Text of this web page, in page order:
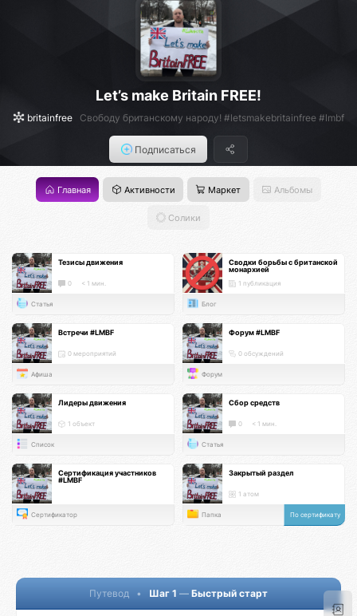
Let’s make Britain FREE!
britainfree Свободу британскому народу! #letsmakebritainfree #lmbf
Подписаться
Главная Активности Маркет Альбомы
Солики
Тезисы движения
0 < 1 мин.
Статья
Сводки борьбы с британской
монархией
1 публикация
Блог
Встречи #LMBF
0 мероприятий
Афиша
Форум #LMBF
0 обсуждений
Форум
Лидеры движения
1 объект
Список
Сбор средств
0 < 1 мин.
Статья
Сертификация участников
#LMBF
Сертификатор
Закрытый раздел
1 атом
Папка По сертификату
Путевод • Шаг 1 — Быстрый старт